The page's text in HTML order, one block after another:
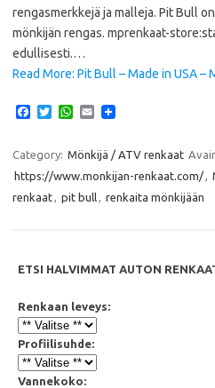
rengasmerkkejä ja malleja. Pit Bull
mönkijän rengas. mprenkaat-
edullisesti.…
Read More: Pit Bull – Made in USA –
e
o
o
T
t
t
e
r
W
t
A
p
E
i
Category: Mönkijä / ATV renkaat
https://www.monkijan-renkaat.com/
renkaat
pit bull renkaita mönkijään
ETSI HALVIMMAT AUTON
Renkaan leveys:
Profiilisuhde:
Vannekoko: